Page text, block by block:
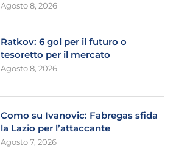
Agosto 8, 2026
Ratkov: 6 gol per il futuro o
tesoretto per il mercato
Agosto 8, 2026
Como su Ivanovic: Fabregas sfida
la Lazio per l’attaccante
Agosto 7, 2026